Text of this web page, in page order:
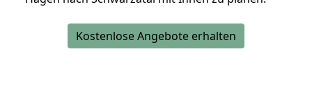
Kostenlose Angebote erhalten